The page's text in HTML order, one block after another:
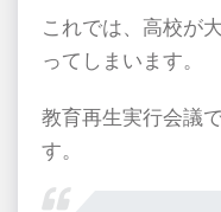
これでは、高校が
ってしまいます。
教育再生実行会議
す。